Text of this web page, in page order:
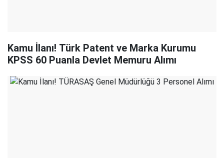
Kamu İlanı! Türk Patent ve Marka Kurumu
KPSS 60 Puanla Devlet Memuru Alımı